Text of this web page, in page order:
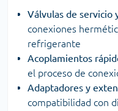
Válvulas de servicio
conexiones
refrigerante
Acoplamientos
el proceso de
Adaptadores y
compatibilidad con